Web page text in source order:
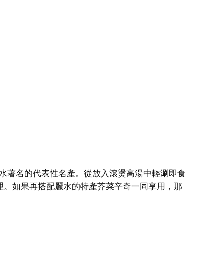
著名的代表性名產。從放入滾燙高湯中輕涮即食
如果再搭配麗水的特產芥菜辛奇一同享用，那